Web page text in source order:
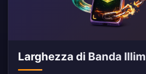
Larghezza di Banda